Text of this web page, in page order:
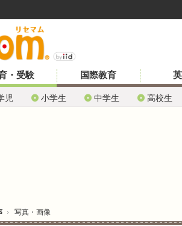
・受験
児 小学生 中学生 高校生
国際教育
› 写真・画像